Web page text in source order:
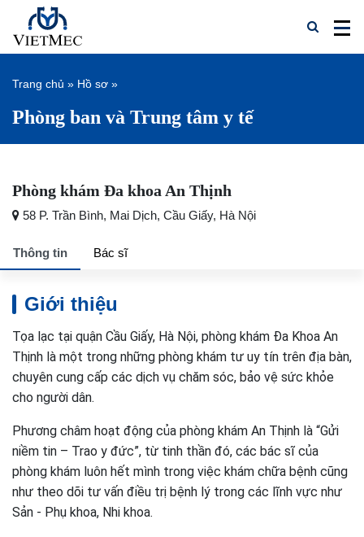
Trang chủ » Hồ sơ »
Phòng ban và Trung tâm y tế
Phòng khám Đa khoa An Thịnh
58 P. Trần Bình, Mai Dịch, Cầu Giấy, Hà Nội
Thông tin Bác sĩ
Giới thiệu
Tọa lạc tại quận Cầu Giấy, Hà Nội, phòng khám Đa Khoa An
Thịnh là một trong những phòng khám tư uy tín trên địa bàn,
chuyên cung cấp các dịch vụ chăm sóc, bảo vệ sức khỏe
cho người dân.
Phương châm hoạt động của phòng khám An Thịnh là “Gửi
niềm tin – Trao y đức”, từ tinh thần đó, các bác sĩ của
phòng khám luôn hết mình trong việc khám chữa bệnh cũng
như theo dõi tư vấn điều trị bệnh lý trong các lĩnh vực như
Sản - Phụ khoa, Nhi khoa.